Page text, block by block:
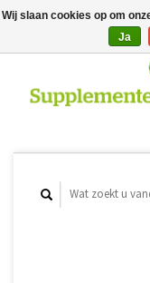
Wij slaan cookies op om
Ja